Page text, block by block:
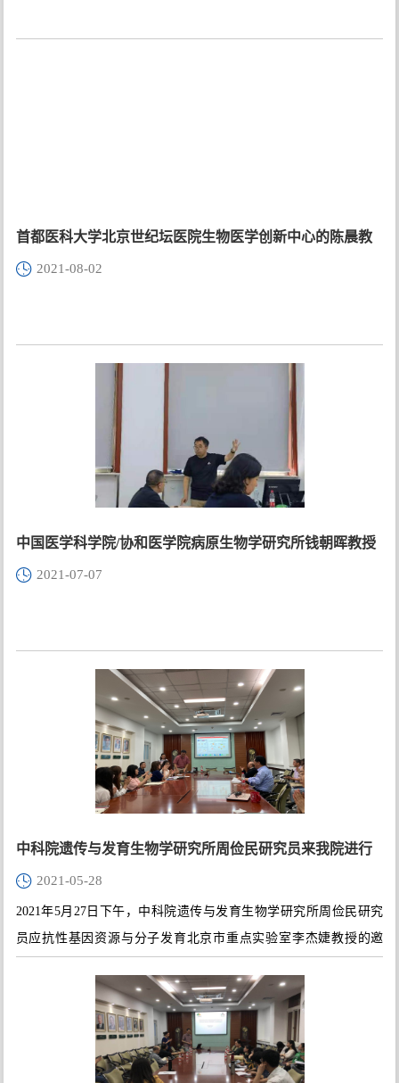
首都医科大学北京世纪坛医院生物医学创新中心的陈晨教
授来我院进行学术交流
2021-08-02
中国医学科学院/协和医学院病原生物学研究所钱朝晖教授
来我院进行学术交流
2021-07-07
中科院遗传与发育生物学研究所周俭民研究员来我院进行
学术交流
2021-05-28
2021年5月27日下午，中科院遗传与发育生物学研究所周俭民研究
员应抗性基因资源与分子发育北京市重点实验室李杰婕教授的邀
制方面的学术讲座。同时，讲座也通过腾讯会议以直播的方式在线
上展开。报告由李杰婕教授主持，会议现场有王友军、邱小波、张
毅等教授及二十多名学生参加，线上直播也有将近两百名同仁参加
了此次报告会。